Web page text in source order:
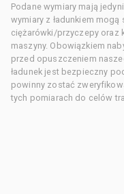
Podane wymiary mają
wymiary z ładunkiem
ciężarówki/przyczepy oraz
maszyny. Obowiązkiem
przed opuszczeniem
ładunek jest bezpieczny
powinny zostać
tych pomiarach do celów